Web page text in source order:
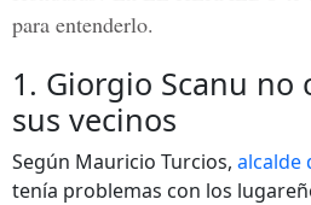
para entenderlo.
1. Giorgio Scanu no
sus vecinos
Según Mauricio Turcios, alcalde
tenía problemas con los